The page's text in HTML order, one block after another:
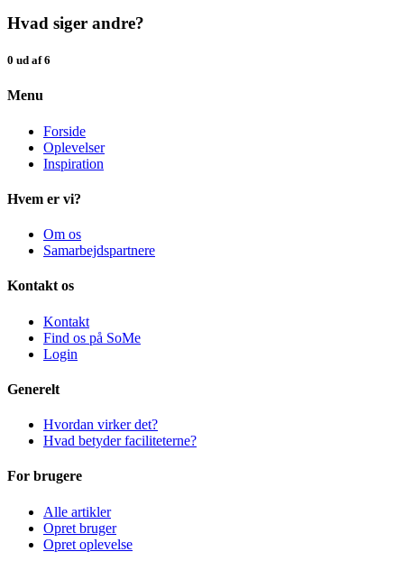
Hvad siger andre?
0 ud af 6
Menu
Forside
Oplevelser
Inspiration
Hvem er vi?
Om os
Samarbejdspartnere
Kontakt os
Kontakt
Find os på SoMe
Login
Generelt
Hvordan virker det?
Hvad betyder faciliteterne?
For brugere
Alle artikler
Opret bruger
Opret oplevelse